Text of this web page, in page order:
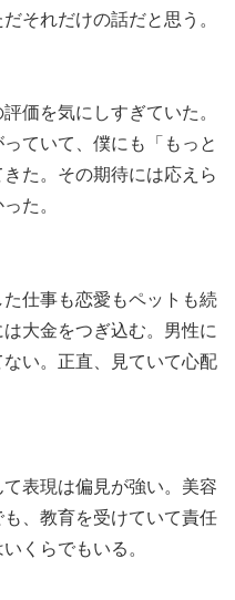
それだけの話だと思う。
価を気にしすぎていた。
ていて、僕にも「もっと
た。その期待には応えら
た。
仕事も恋愛もペットも続
大金をつぎ込む。男性に
い。正直、見ていて心配
て表現は偏見が強い。美容
、教育を受けていて責任
くらでもいる。